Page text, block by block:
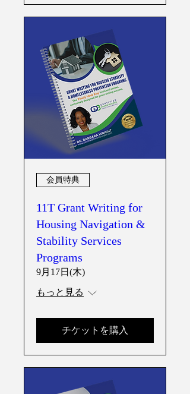
会員特典
11T Grant Writing for
Housing Navigation &
Stability Services
Programs
9月17日(木)
もっと見る
チケットを購入